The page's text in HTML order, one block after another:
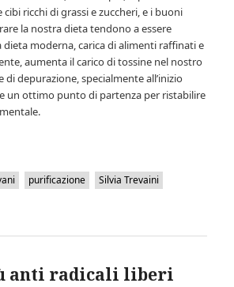
cibi ricchi di grassi e zuccheri, e i buoni
la nostra dieta tendono a essere
moderna, carica di alimenti raffinati e
aumenta il carico di tossine nel nostro
di depurazione, specialmente all’inizio
un ottimo punto di partenza per ristabilire
purificazione
Silvia Trevaini
anti radicali liberi